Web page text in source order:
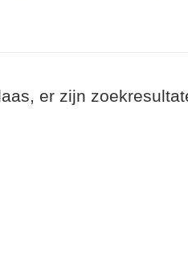
er zijn